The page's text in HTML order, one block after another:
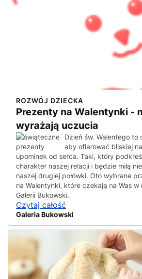
ROZWÓJ DZIECKA
Prezenty na Walentynki -
wyrażają uczucia
Dzień św. Walentego to
aby ofiarować bliskiej
upominek od serca. Taki, który
charakter naszej relacji i będzie miłą
naszej drugiej połówki. Oto wybrane
na Walentynki, które czekają na Was
Galerii Bukowski.
Czytaj całość
Galeria Bukowski